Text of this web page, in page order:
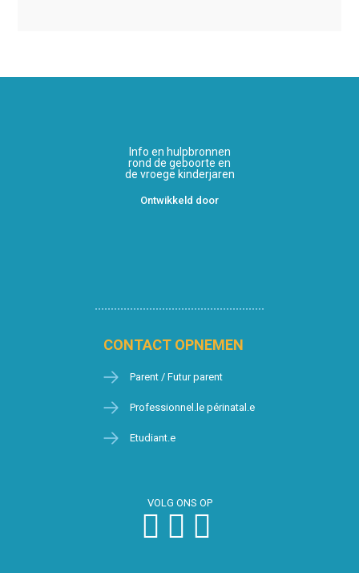
Info en hulpbronnen
rond de geboorte en
de vroege kinderjaren
Ontwikkeld door
CONTACT OPNEMEN
Parent / Futur parent
Professionnel.le périnatal.e
Etudiant.e
VOLG ONS OP